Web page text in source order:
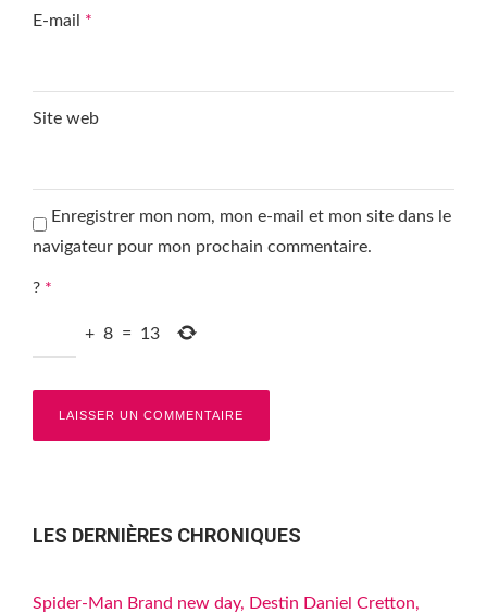
E-mail *
Site web
Enregistrer mon nom, mon e-mail et mon site dans le
navigateur pour mon prochain commentaire.
? *
+ 8 = 13
LES DERNIÈRES CHRONIQUES
Spider-Man Brand new day, Destin Daniel Cretton,